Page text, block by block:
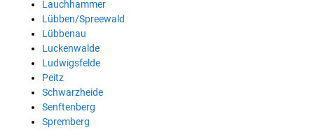
Lauchhammer
Lübben/Spreewald
Lübbenau
Luckenwalde
Ludwigsfelde
Peitz
Schwarzheide
Senftenberg
Spremberg